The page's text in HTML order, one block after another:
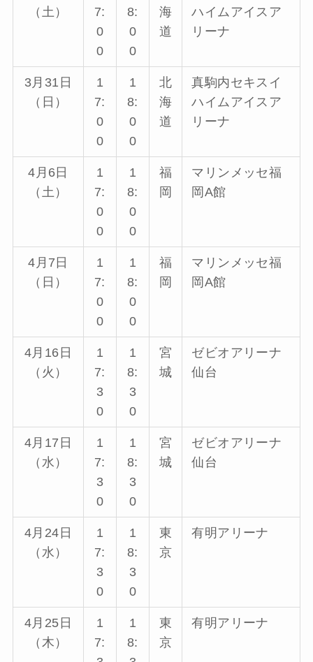
（土）
7:
0
0
8:
0
0
海
道
ハイムアイスア
リーナ
3月31日
（日）
1
7:
0
0
1
8:
0
0
北
海
道
真駒内セキスイ
ハイムアイスア
リーナ
4月6日
（土）
1
7:
0
0
1
8:
0
0
福
岡
マリンメッセ福
岡A館
4月7日
（日）
1
7:
0
0
1
8:
0
0
福
岡
マリンメッセ福
岡A館
4月16日
（火）
1
7:
3
0
1
8:
3
0
宮
城
ゼビオアリーナ
仙台
4月17日
（水）
1
7:
3
0
1
8:
3
0
宮
城
ゼビオアリーナ
仙台
4月24日
（水）
1
7:
3
0
1
8:
3
0
東
京
有明アリーナ
4月25日
（木）
1
7:
1
8:
東
京
有明アリーナ